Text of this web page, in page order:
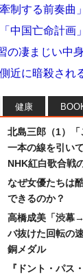
制する前奏曲」
中国亡命計画」
の凄まじい中
近に暗殺され
健康
北島三郎（1）「
一本の線を引い
NHK紅白歌合戦
なぜ女優たちは
できるのか？
高橋成美「渋幕
バ抜けた回転の
銅メダル
『ドント・パス